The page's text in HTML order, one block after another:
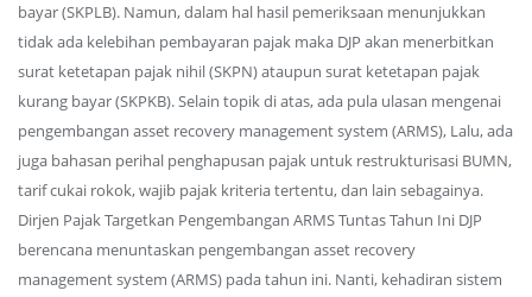
bayar (SKPLB). Namun, dalam hal hasil pemeriksaan menunjukkan
tidak ada kelebihan pembayaran pajak maka DJP akan menerbitkan
surat ketetapan pajak nihil (SKPN) ataupun surat ketetapan pajak
kurang bayar (SKPKB). Selain topik di atas, ada pula ulasan mengenai
pengembangan asset recovery management system (ARMS), Lalu, ada
juga bahasan perihal penghapusan pajak untuk restrukturisasi BUMN,
tarif cukai rokok, wajib pajak kriteria tertentu, dan lain sebagainya.
Dirjen Pajak Targetkan Pengembangan ARMS Tuntas Tahun Ini DJP
berencana menuntaskan pengembangan asset recovery
management system (ARMS) pada tahun ini. Nanti, kehadiran sistem